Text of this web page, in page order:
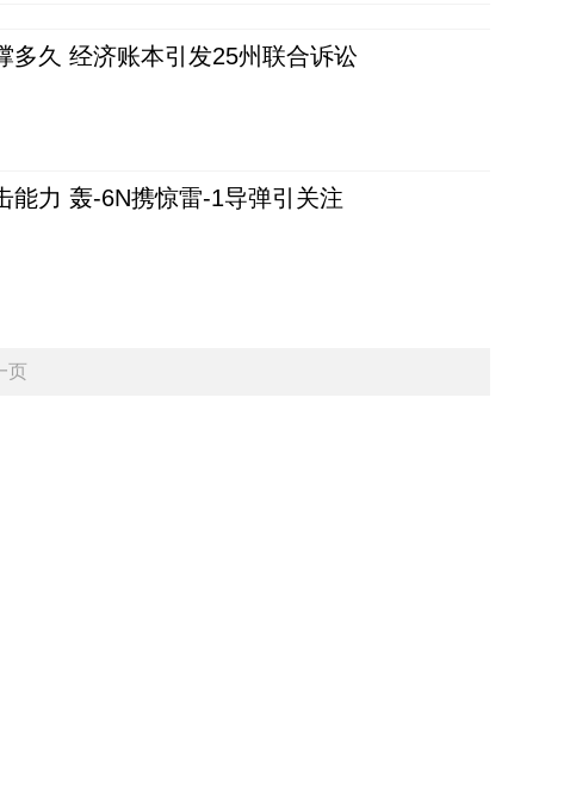
多久 经济账本引发25州联合诉讼
能力 轰-6N携惊雷-1导弹引关注
页